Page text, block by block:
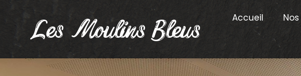
Les Moulins Bleus Accueil